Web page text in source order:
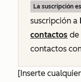
La suscripción
suscripción a
contactos de
contactos
[Inserte